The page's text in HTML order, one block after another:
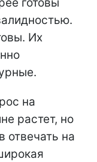
Их
на
растет, но
отвечать на